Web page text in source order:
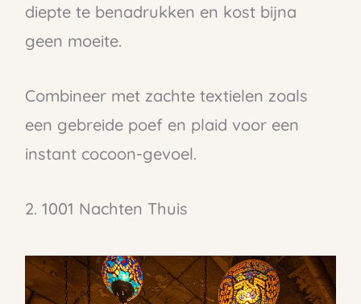
diepte te benadrukken en kost bijna
geen moeite.
Combineer met zachte textielen zoals
een gebreide poef en plaid voor een
instant cocoon-gevoel.
2. 1001 Nachten Thuis